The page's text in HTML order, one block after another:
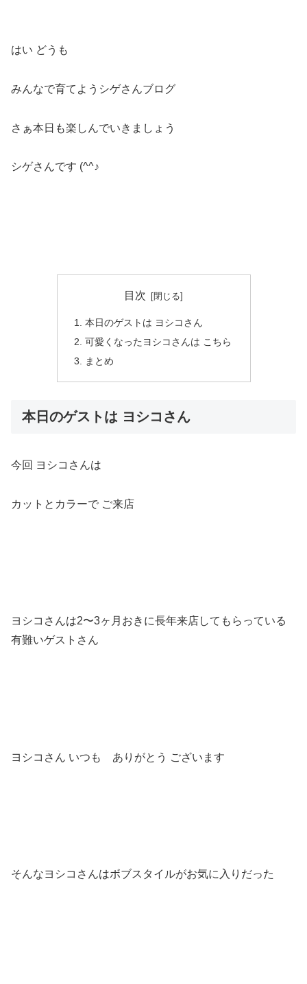
はい どうも
みんなで育てようシゲさんブログ
さぁ本日も楽しんでいきましょう
シゲさんです (^^♪
目次
本日のゲストは ヨシコさん
可愛くなったヨシコさんは こちら
まとめ
本日のゲストは ヨシコさん
今回 ヨシコさんは
カットとカラーで ご来店
ヨシコさんは2〜3ヶ月おきに長年来店してもらっている
有難いゲストさん
ヨシコさん いつも ありがとう ございます
そんなヨシコさんはボブスタイルがお気に入りだった